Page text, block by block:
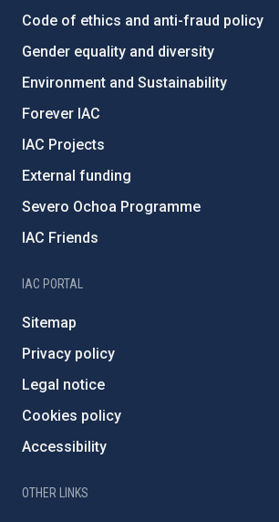
Code of ethics and anti-fraud policy
Gender equality and diversity
Environment and Sustainability
Forever IAC
IAC Projects
External funding
Severo Ochoa Programme
IAC Friends
IAC PORTAL
Sitemap
Privacy policy
Legal notice
Cookies policy
Accessibility
OTHER LINKS